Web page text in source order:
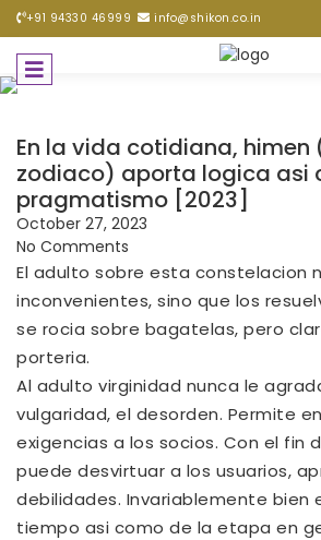
+91 94330 46999 info@shikon.co.in
En la vida cotidiana, himen
zodiaco) aporta logica asi­
pragmatismo [2023]
October 27, 2023
No Comments
El adulto sobre esta constelacion
inconvenientes, sino que los
se rocia sobre bagatelas, pero
porteria.
Al adulto virginidad nunca le
vulgaridad, el desorden. Permite
exigencias a los socios. Con el fin
puede desvirtuar a los usuarios,
debilidades. Invariablemente bien
tiempo asi­ como de la etapa en